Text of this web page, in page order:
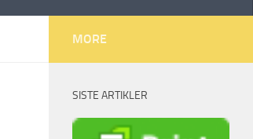
MORE
SISTE ARTIKLER